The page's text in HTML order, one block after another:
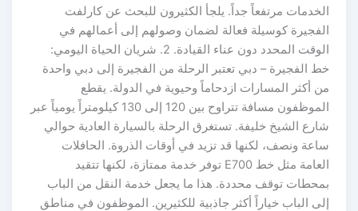
الخدمات مرتفعاً جداً. يلجأ الكثيرون للبحث عن كارلفت
الفجيرة كوسيلة فعالة لضمان وصولهم إلى أعمالهم في
الوقت المحدد دون عناء القيادة. 2. شريان الحياة اليومي:
خط الفجيرة – دبي تعتبر الرحلة من الفجيرة إلى دبي واحدة
من أكثر المسارات ازدحاماً وحيوية في الدولة. يقطع
الموظفون مسافة تتراوح بين 120 إلى 130 كيلومتراً يومياً عبر
شارع الشيخ خليفة. تستغرق الرحلة بالسيارة العادية حوالي
ساعة ونصف، لكنها قد تزيد في أوقات الذروة. الحافلات
العامة مثل خط E700 توفر خدمة ممتازة، لكنها تتقيد
بمحطات توقف محددة. هذا ما يجعل خدمة النقل من الباب
إلى الباب خياراً أكثر جاذبية للكثيرين. الموظفون في مناطق